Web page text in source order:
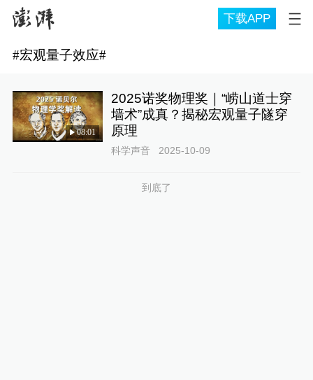
下载APP
#宏观量子效应#
08:01
2025诺奖物理奖｜“崂山道士穿
墙术”成真？揭秘宏观量子隧穿
原理
科学声音 2025-10-09
到底了